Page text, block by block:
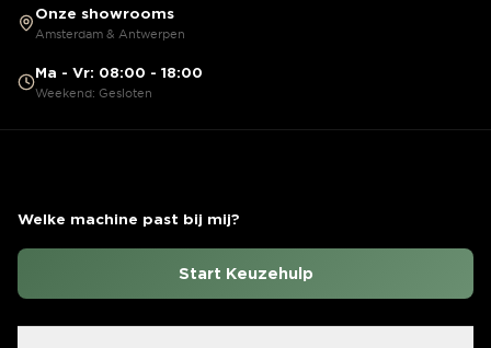
Onze showrooms
Amsterdam & Antwerpen
Ma - Vr: 08:00 - 18:00
Weekend: Gesloten
Welke machine past bij mij?
Start Keuzehulp